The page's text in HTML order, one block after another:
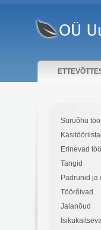
Suruõhu
Erinevad
Tangid
Padrunid ja
Töörõivad
Jalanõud